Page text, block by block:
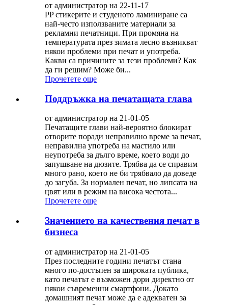
от администратор на 22-11-17
PP стикерите и студеното ламиниране са
най-често използваните материали за
рекламни печатници. При промяна на
температурата през зимата лесно възникват
някои проблеми при печат и употреба.
Какви са причините за тези проблеми? Как
да ги решим? Може би...
Прочетете още
Поддръжка на печатащата глава
от администратор на 21-01-05
Печатащите глави най-вероятно блокират
отворите поради неправилно време за печат,
неправилна употреба на мастило или
неупотреба за дълго време, което води до
запушване на дюзите. Трябва да се справим
много рано, което не би трябвало да доведе
до загуба. За нормален печат, но липсата на
цвят или в режим на висока честота...
Прочетете още
Значението на качествения печат в
бизнеса
от администратор на 21-01-05
През последните години печатът стана
много по-достъпен за широката публика,
като печатът е възможен дори директно от
някои съвременни смартфони. Докато
домашният печат може да е адекватен за